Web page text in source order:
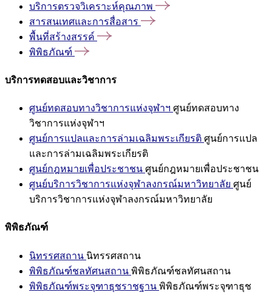
บริการตรวจวิเคราะห์คุณภาพ
สารสนเทศและการสื่อสาร
พื้นที่สร้างสรรค์
พิพิธภัณฑ์
บริการทดสอบและวิชาการ
ศูนย์ทดสอบทางวิชาการแห่งจุฬาฯ ศูนย์ทดสอบทาง
วิชาการแห่งจุฬาฯ
ศูนย์การแปลและการล่ามเฉลิมพระเกียรติ ศูนย์การแปล
และการล่ามเฉลิมพระเกียรติ
ศูนย์กฎหมายเพื่อประชาชน ศูนย์กฎหมายเพื่อประชาชน
ศูนย์บริการวิชาการแห่งจุฬาลงกรณ์มหาวิทยาลัย ศูนย์
บริการวิชาการแห่งจุฬาลงกรณ์มหาวิทยาลัย
พิพิธภัณฑ์
นิทรรศสถาน นิทรรศสถาน
พิพิธภัณฑ์ชลทัศนสถาน พิพิธภัณฑ์ชลทัศนสถาน
พิพิธภัณฑ์พระจุฑาธุชราชฐาน พิพิธภัณฑ์พระจุฑาธุช